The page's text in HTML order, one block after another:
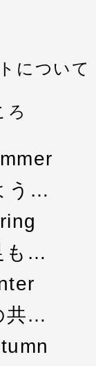
について
ろ
う…
も…
共…